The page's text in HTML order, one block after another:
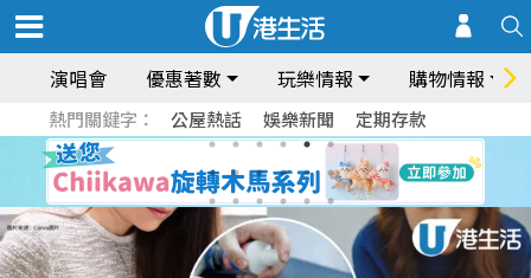
演唱會 優惠著數 玩樂情報 購物情報
熱門關鍵字： 公屋熱話 娛樂新聞 定期存款